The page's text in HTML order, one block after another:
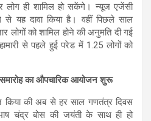
लोग ही शामिल हो सकेंगे। न्यूज एजेंसी
से यह दावा किया है। वहीं पिछले साल
लोगों को शामिल होने की अनुमति दी गई
से पहले हुई परेड में 1.25 लोगों को
का औपचारिक आयोजन शुरू
किया की अब से हर साल गणतंत्र दिवस
चंद्र बोस की जयंती के साथ ही हो